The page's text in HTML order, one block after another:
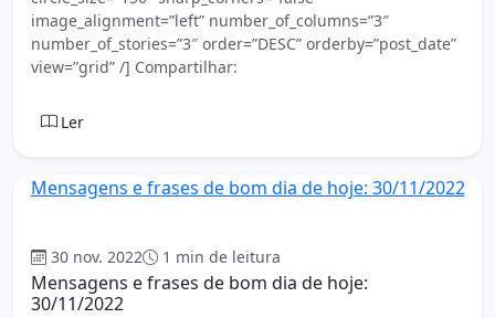
image_alignment=”left” number_of_columns=”3″
number_of_stories=”3″ order=”DESC” orderby=”post_date”
view=”grid” /] Compartilhar:
Ler
Mensagens e frases de bom dia de hoje: 30/11/2022
30 nov. 2022 1 min de leitura
Mensagens e frases de bom dia de hoje:
30/11/2022